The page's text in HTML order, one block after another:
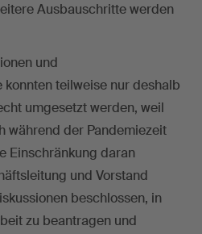
Ausbauschritte werden
und
teilweise nur deshalb
umgesetzt werden, weil
während der Pandemiezeit
Einschränkung daran
und Vorstand
beschlossen, in
zu beantragen und